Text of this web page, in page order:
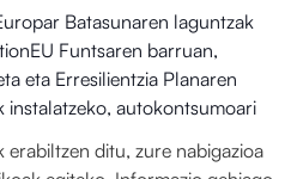
Batasunaren laguntzak
Funtsaren barruan,
eta Erresilientzia Planaren
instalatzeko, autokontsumoari
Trantsizio Ekologikorako eta
ditu, zure nabigazioa